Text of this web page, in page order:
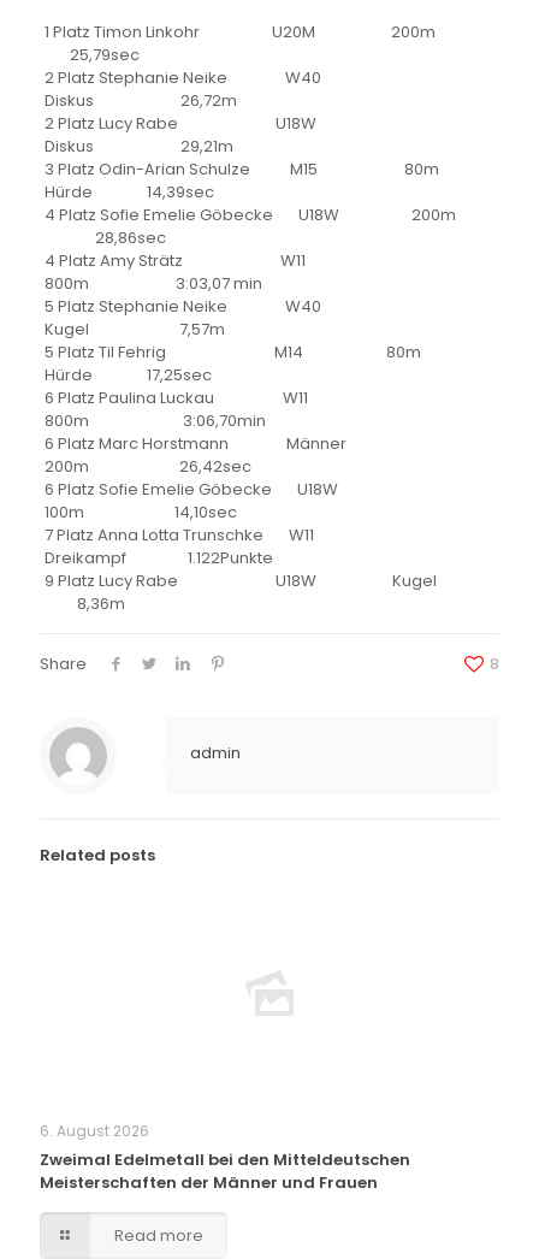
1 Platz Timon Linkohr U20M 200m
25,79sec
2 Platz Stephanie Neike W40
Diskus 26,72m
2 Platz Lucy Rabe U18W
Diskus 29,21m
3 Platz Odin-Arian Schulze M15 80m
Hürde 14,39sec
4 Platz Sofie Emelie Göbecke U18W 200m
28,86sec
4 Platz Amy Strätz W11
800m 3:03,07 min
5 Platz Stephanie Neike W40
Kugel 7,57m
5 Platz Til Fehrig M14 80m
Hürde 17,25sec
6 Platz Paulina Luckau W11
800m 3:06,70min
6 Platz Marc Horstmann Männer
200m 26,42sec
6 Platz Sofie Emelie Göbecke U18W
100m 14,10sec
7 Platz Anna Lotta Trunschke W11
Dreikampf 1.122Punkte
9 Platz Lucy Rabe U18W Kugel
8,36m
Share 8
admin
Related posts
6. August 2026
Zweimal Edelmetall bei den Mitteldeutschen
Meisterschaften der Männer und Frauen
Read more